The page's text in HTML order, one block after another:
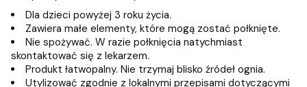
Dla dzieci powyżej 3 roku życia.
Zawiera małe elementy, które mogą zostać połknięte.
Nie spożywać. W razie połknięcia natychmiast
skontaktować się z lekarzem.
Produkt łatwopalny. Nie trzymaj blisko źródeł ognia.
Utylizować zgodnie z lokalnymi przepisami dotyczącymi